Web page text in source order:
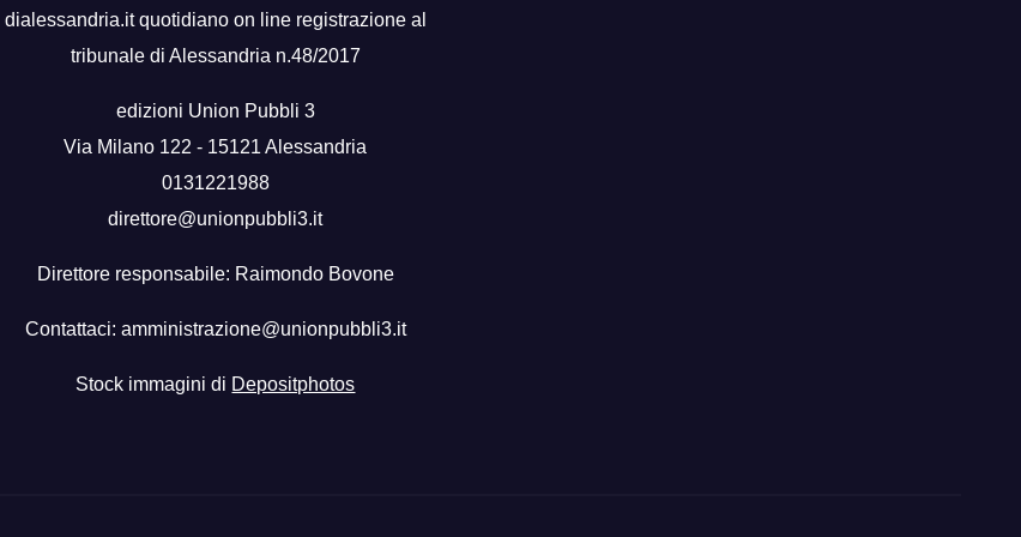
dialessandria.it quotidiano on line registrazione al
tribunale di Alessandria n.48/2017
edizioni Union Pubbli 3
Via Milano 122 - 15121 Alessandria
0131221988
direttore@unionpubbli3.it
Direttore responsabile: Raimondo Bovone
Contattaci: amministrazione@unionpubbli3.it
Stock immagini di Depositphotos